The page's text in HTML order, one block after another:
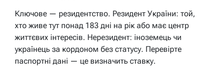
Ключове — резидентство. Резидент України: той,
хто живе тут понад 183 дні на рік або має центр
життєвих інтересів. Нерезидент: іноземець чи
українець за кордоном без статусу. Перевірте
паспортні дані — це визначить ставку.